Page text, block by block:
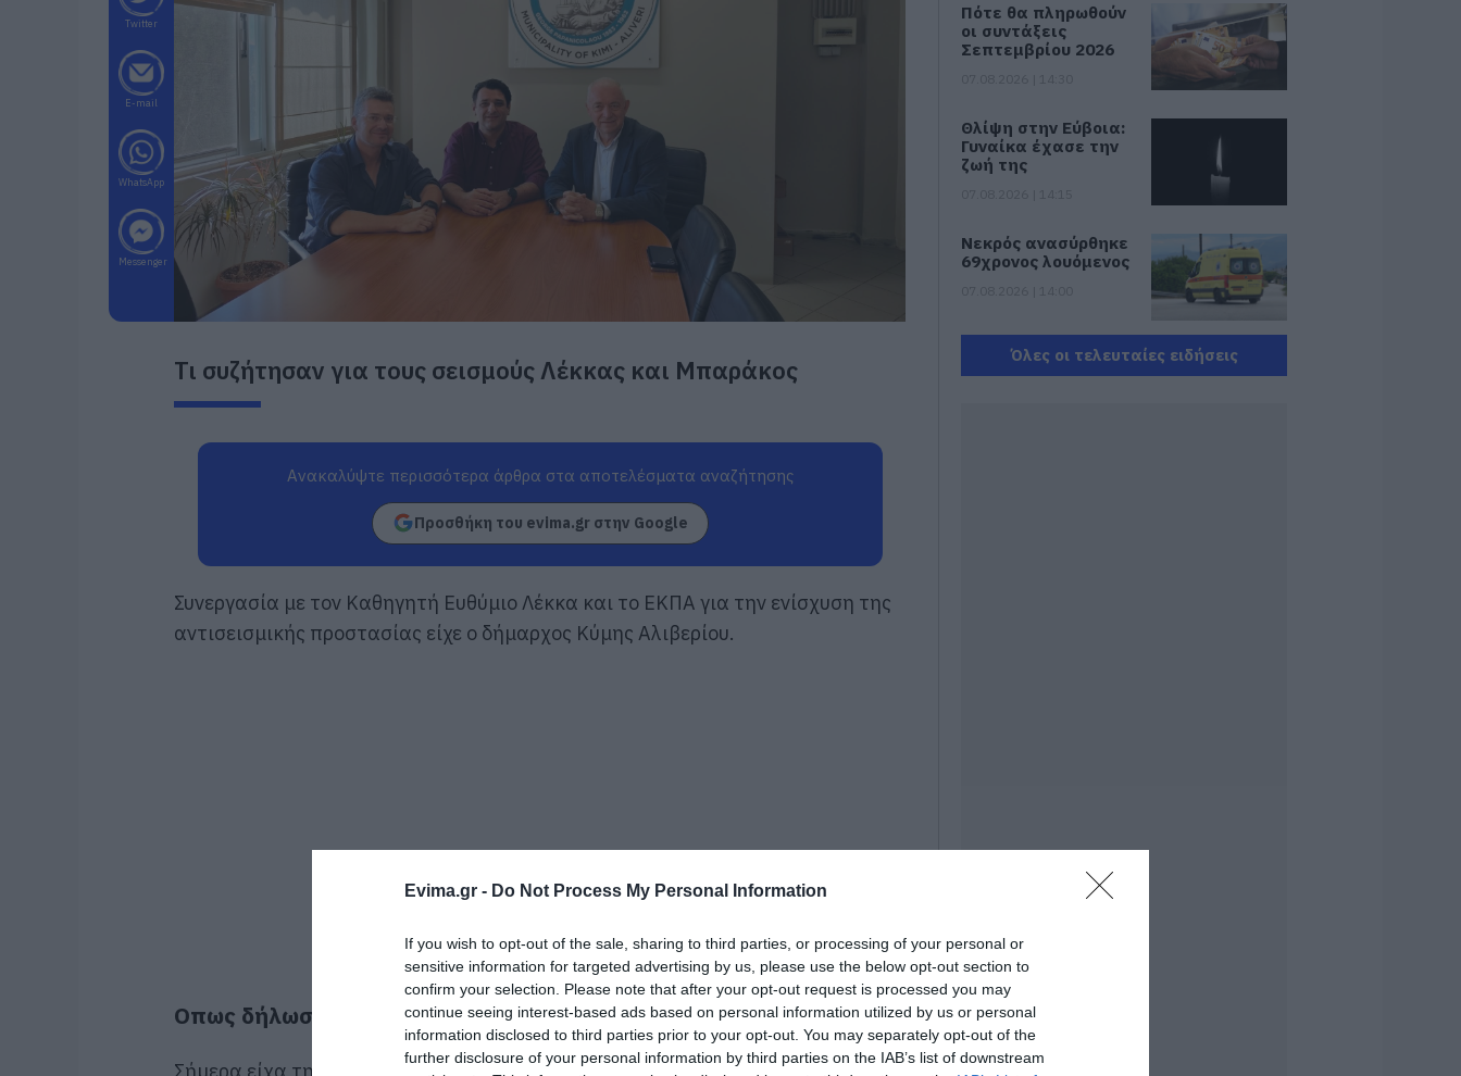
Evima.gr - Do Not Process My Personal Information
If you wish to opt-out of the sale, sharing to third parties, or processing of your personal or
sensitive information for targeted advertising by us, please use the below opt-out section to
confirm your selection. Please note that after your opt-out request is processed you may
continue seeing interest-based ads based on personal information utilized by us or personal
information disclosed to third parties prior to your opt-out. You may separately opt-out of the
further disclosure of your personal information by third parties on the IAB’s list of downstream
Twitter
E-mail
WhatsApp
Messenger
Τι συζήτησαν για τους σεισμούς Λέκκας και Μπαράκος
Ανακαλύψτε περισσότερα άρθρα στα αποτελέσματα αναζήτησης
Προσθήκη του evima.gr στην Google
Συνεργασία με τον Καθηγητή Ευθύμιο Λέκκα και το ΕΚΠΑ για την ενίσχυση της
αντισεισμικής προστασίας είχε ο δήμαρχος Κύμης Αλιβερίου.
Οπως δήλωσε ο Νίκος Μπαράκος:
Πότε θα πληρωθούν
οι συντάξεις
Σεπτεμβρίου 2026
Θλίψη στην Εύβοια:
Γυναίκα έχασε την
ζωή της
Νεκρός ανασύρθηκε
69χρονος λουόμενος
Μεγάλο πανηγύρι
απόψε με την Χαρά
Σκύρος: Στάχτη
Νησί – Νέες εικόνες
07.08.2026 | 12:45
Πώς θα πληρωθούν
όσοι δουλέψουν στις
15 Αυγούστου
Όλες οι τελευταίες ειδήσεις